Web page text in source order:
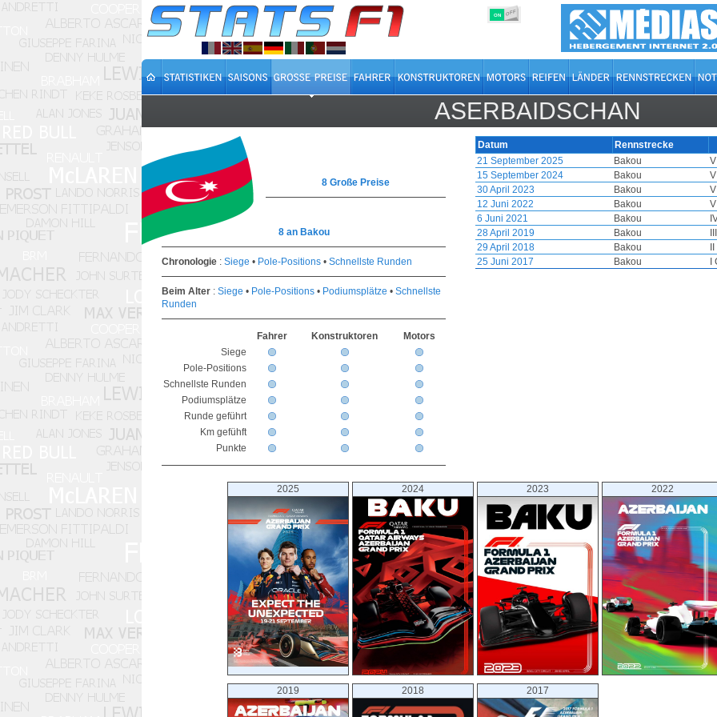
ON OFF
ASERBAIDSCHAN
8 Große Preise
8 an Bakou
Chronologie : Siege • Pole-Positions • Schnellste Runden
Beim Alter : Siege • Pole-Positions • Podiumsplätze • Schnellste
Runden
Fahrer Konstruktoren
Motors
Siege
Pole-Positions
Schnellste Runden
Podiumsplätze
Runde geführt
Km gefühft
Punkte
Datum
Rennstrecke
21 September 2025
Bakou
15 September 2024
Bakou
30 April 2023
Bakou
12 Juni 2022
Bakou
6 Juni 2021
Bakou
28 April 2019
Bakou
29 April 2018
Bakou
25 Juni 2017
Bakou
2025 2024 2023 2022
2019 2018 2017